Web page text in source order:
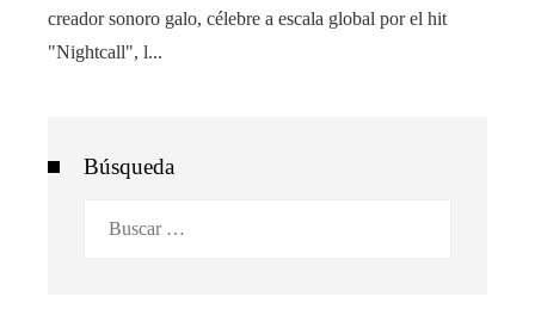
creador sonoro galo, célebre a escala global por el hit
"Nightcall", l...
Búsqueda